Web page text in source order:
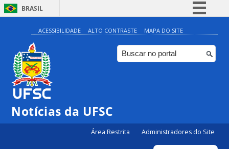
BRASIL
Simplifique!
Comunica BR
Participe
ACESSIBILIDADE ALTO CONTRASTE MAPA DO SITE
Notícias da UFSC
Área Restrita Administradores do Site